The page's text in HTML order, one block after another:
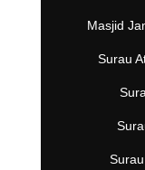
Masjid
Surau